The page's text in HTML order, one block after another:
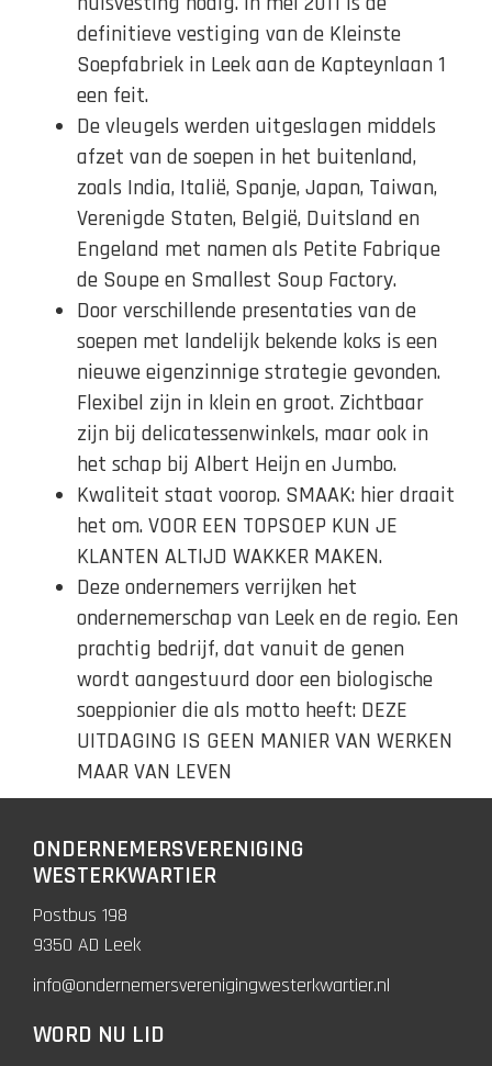
definitieve vestiging van de Kleinste
Soepfabriek in Leek aan de Kapteynlaan 1
een feit.
De vleugels werden uitgeslagen middels
afzet van de soepen in het buitenland,
zoals India, Italië, Spanje, Japan, Taiwan,
Verenigde Staten, België, Duitsland en
Engeland met namen als Petite Fabrique
de Soupe en Smallest Soup Factory.
Door verschillende presentaties van de
soepen met landelijk bekende koks is een
nieuwe eigenzinnige strategie gevonden.
Flexibel zijn in klein en groot. Zichtbaar
zijn bij delicatessenwinkels, maar ook in
het schap bij Albert Heijn en Jumbo.
Kwaliteit staat voorop. SMAAK: hier draait
het om. VOOR EEN TOPSOEP KUN JE
KLANTEN ALTIJD WAKKER MAKEN.
Deze ondernemers verrijken het
ondernemerschap van Leek en de regio. Een
prachtig bedrijf, dat vanuit de genen
wordt aangestuurd door een biologische
soeppionier die als motto heeft: DEZE
UITDAGING IS GEEN MANIER VAN WERKEN
MAAR VAN LEVEN
ONDERNEMERSVERENIGING
WESTERKWARTIER
Postbus 198
9350 AD Leek
info@ondernemersverenigingwesterkwartier.nl
WORD NU LID